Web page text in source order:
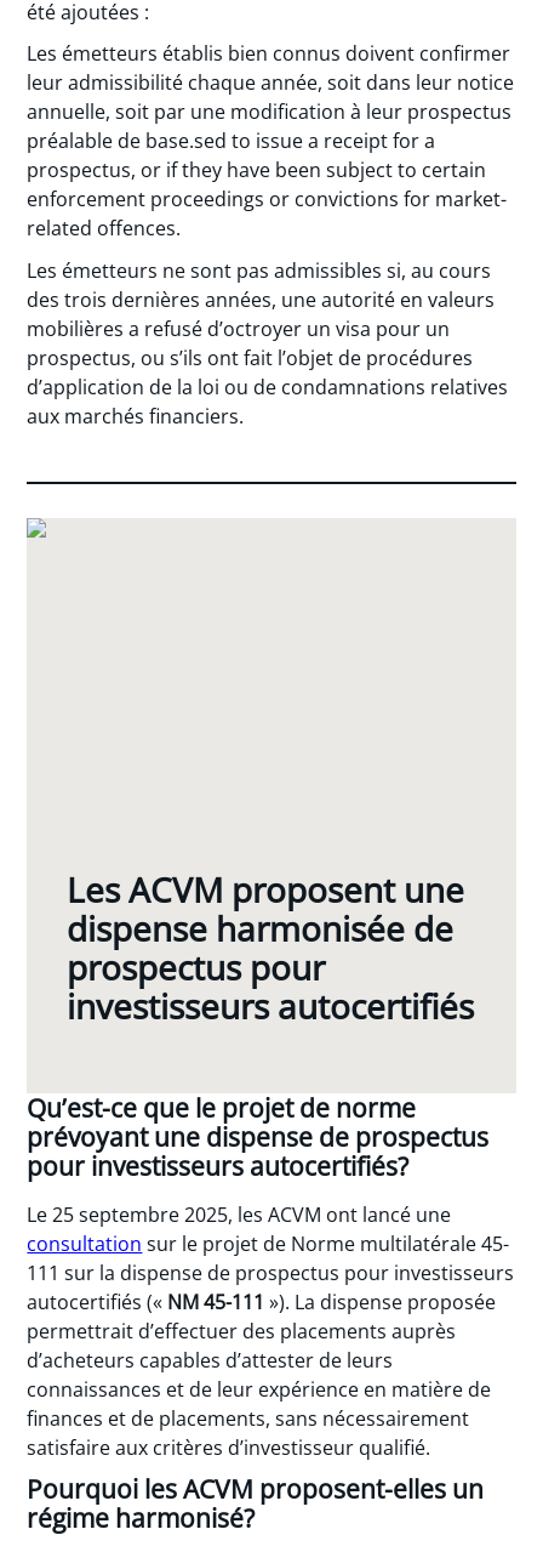
été ajoutées :
Les émetteurs établis bien connus doivent confirmer
leur admissibilité chaque année, soit dans leur notice
annuelle, soit par une modification à leur prospectus
préalable de base.sed to issue a receipt for a
prospectus, or if they have been subject to certain
enforcement proceedings or convictions for market-
related offences.
Les émetteurs ne sont pas admissibles si, au cours
des trois dernières années, une autorité en valeurs
mobilières a refusé d’octroyer un visa pour un
prospectus, ou s’ils ont fait l’objet de procédures
d’application de la loi ou de condamnations relatives
aux marchés financiers.
Les ACVM proposent une
dispense harmonisée de
prospectus pour
investisseurs autocertifiés
Qu’est-ce que le projet de norme
prévoyant une dispense de prospectus
pour investisseurs autocertifiés?
Le 25 septembre 2025, les ACVM ont lancé une
consultation sur le projet de Norme multilatérale 45-
111 sur la dispense de prospectus pour investisseurs
autocertifiés (« NM 45-111 »). La dispense proposée
permettrait d’effectuer des placements auprès
d’acheteurs capables d’attester de leurs
connaissances et de leur expérience en matière de
finances et de placements, sans nécessairement
satisfaire aux critères d’investisseur qualifié.
Pourquoi les ACVM proposent-elles un
régime harmonisé?